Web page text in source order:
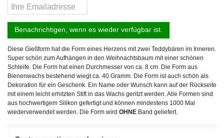
Benachrichtigen, wenn es wieder verfügbar ist.
Diese Gießform hat die Form eines Herzens mit zwei Teddybären im Inneren.
Super schön zum Aufhängen in den Weihnachtsbaum mit einer schönen
Schleife. Die Form hat einen Durchmesser von ca. 8 cm. Die Form aus
Bienenwachs bestehend wiegt ca. 40 Gramm. Die Form ist auch schön als
Dekoration für ein Geschenk. Ein Name oder Wunsch kann auf der Rückseite
mit einem leicht erhitzten Stift in das Wachs geritzt werden. Alle Formen sind
aus hochwertigem Silikon gefertigt und können mindestens 1000 Mal
wiederverwendet werden. Die Form wird OHNE Band geliefert.